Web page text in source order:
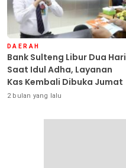
DAERAH
Bank Sulteng Libur Dua Hari
Saat Idul Adha, Layanan
Kas Kembali Dibuka Jumat
2 bulan yang lalu